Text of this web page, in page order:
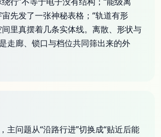
先发了一张神秘表格；“轨道有形
间里真摆着几条实体线。离散、形状与
走廊、锁口与档位共同筛出来的外
主问题从“沿路行进”切换成“贴近后能